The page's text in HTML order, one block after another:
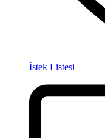
İstek Listesi